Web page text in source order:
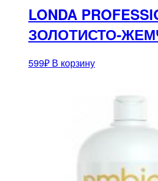
LONDA
ЗОЛОТИСТО-
599₽ В корзину